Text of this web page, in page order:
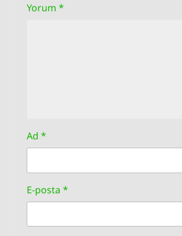
Yorum *
Ad *
E-posta *